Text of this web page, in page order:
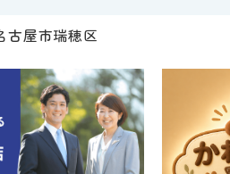
古屋市瑞穂区